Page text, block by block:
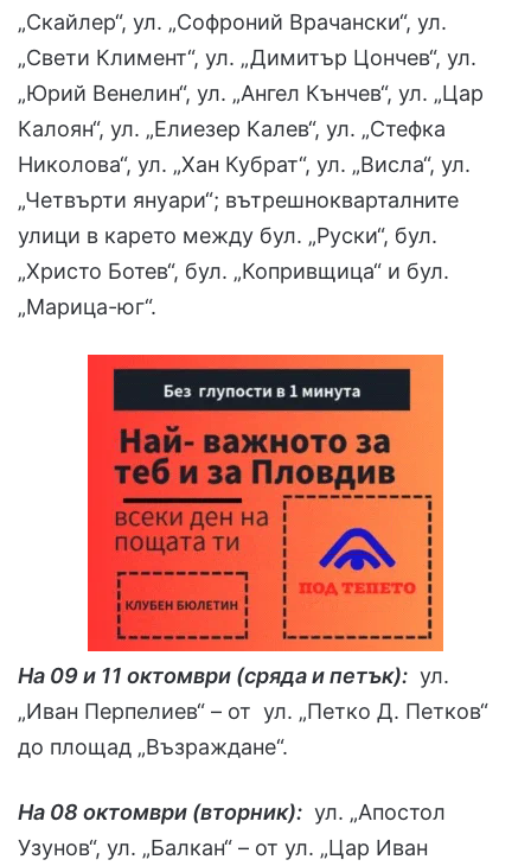
„Скайлер“, ул. „Софроний Врачански“, ул.
„Свети Климент“, ул. „Димитър Цончев“, ул.
„Юрий Венелин“, ул. „Ангел Кънчев“, ул. „Цар
Калоян“, ул. „Елиезер Калев“, ул. „Стефка
Николова“, ул. „Хан Кубрат“, ул. „Висла“, ул.
„Четвърти януари“; вътрешнокварталните
улици в карето между бул. „Руски“, бул.
„Христо Ботев“, бул. „Копривщица“ и бул.
„Марица-юг“.
На 09 и 11 октомври (сряда и петък): ул.
„Иван Перпелиев“ – от ул. „Петко Д. Петков“
до площад „Възраждане“.
На 08 октомври (вторник): ул. „Апостол
Узунов“, ул. „Балкан“ – от ул. „Цар Иван